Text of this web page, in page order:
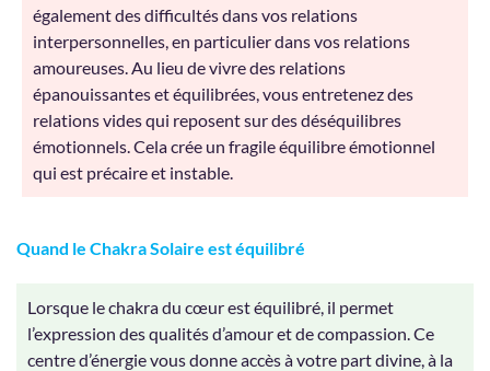
également des difficultés dans vos relations
interpersonnelles, en particulier dans vos relations
amoureuses. Au lieu de vivre des relations
épanouissantes et équilibrées, vous entretenez des
relations vides qui reposent sur des déséquilibres
émotionnels. Cela crée un fragile équilibre émotionnel
qui est précaire et instable.
Quand le Chakra Solaire est équilibré
Lorsque le chakra du cœur est équilibré, il permet
l’expression des qualités d’amour et de compassion. Ce
centre d’énergie vous donne accès à votre part divine, à la